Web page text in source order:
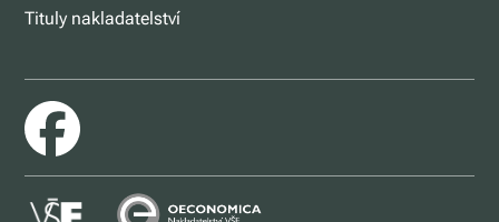
Tituly nakladatelství